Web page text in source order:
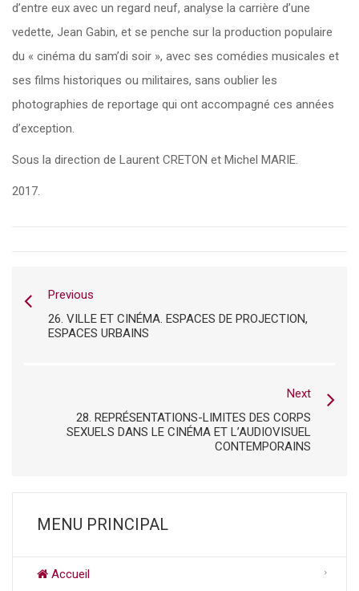
d’entre eux avec un regard neuf, analyse la carrière d’une
vedette, Jean Gabin, et se penche sur la production populaire
du « cinéma du sam’di soir », avec ses comédies musicales et
ses films historiques ou militaires, sans oublier les
photographies de reportage qui ont accompagné ces années
d’exception.
Sous la direction de Laurent CRETON et Michel MARIE.
2017.
Previous
26. VILLE ET CINÉMA. ESPACES DE PROJECTION,
ESPACES URBAINS
Next
28. REPRÉSENTATIONS-LIMITES DES CORPS
SEXUELS DANS LE CINÉMA ET L’AUDIOVISUEL
CONTEMPORAINS
MENU PRINCIPAL
Accueil